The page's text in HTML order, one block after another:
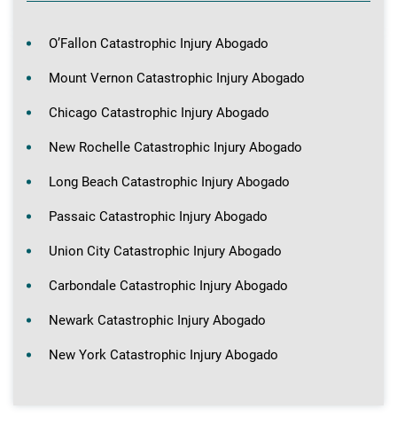
O’Fallon Catastrophic Injury Abogado
Mount Vernon Catastrophic Injury Abogado
Chicago Catastrophic Injury Abogado
New Rochelle Catastrophic Injury Abogado
Long Beach Catastrophic Injury Abogado
Passaic Catastrophic Injury Abogado
Union City Catastrophic Injury Abogado
Carbondale Catastrophic Injury Abogado
Newark Catastrophic Injury Abogado
New York Catastrophic Injury Abogado